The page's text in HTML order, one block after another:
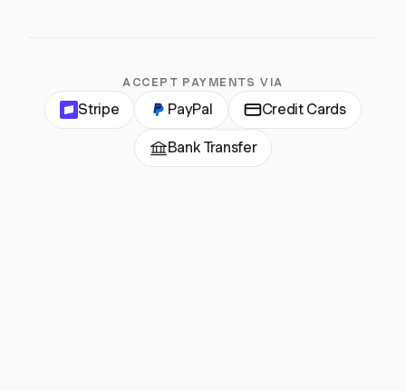
ACCEPT PAYMENTS VIA
Stripe PayPal Credit Cards
Bank Transfer